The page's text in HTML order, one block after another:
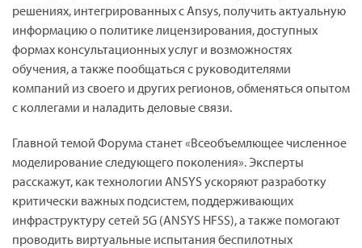
решениях, интегрированных с Ansys, получить актуальную
информацию о политике лицензирования, доступных
формах консультационных услуг и возможностях
обучения, а также пообщаться с руководителями
компаний из своего и других регионов, обменяться опытом
с коллегами и наладить деловые связи.
Главной темой Форума станет «Всеобъемлющее численное
моделирование следующего поколения». Эксперты
расскажут, как технологии ANSYS ускоряют разработку
критически важных подсистем, поддерживающих
инфраструктуру сетей 5G (ANSYS HFSS), а также помогают
проводить виртуальные испытания беспилотных